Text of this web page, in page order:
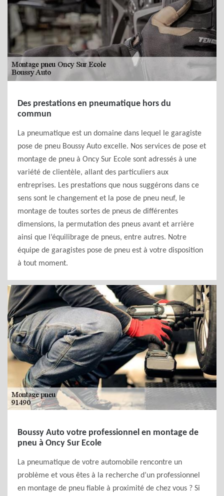
Des prestations en pneumatique hors du
commun
La pneumatique est un domaine dans lequel le garagiste
pose de pneu Boussy Auto excelle. Nos services de pose et
montage de pneu à Oncy Sur Ecole sont adressés à une
variété de clientèle, allant des particuliers aux
entreprises. Les prestations que nous suggérons dans ce
sens sont le changement et la pose de pneu neuf, le
montage de toutes sortes de pneus de différentes
dimensions, la permutation des pneus avant et arrière
ainsi que l’équilibrage de pneus, entre autres. Notre
équipe de garagistes pose de pneu est à votre disposition
à tout moment.
Boussy Auto votre professionnel en montage de
pneu à Oncy Sur Ecole
La pneumatique de votre automobile rencontre un
problème et vous êtes à la recherche d’un professionnel
en montage de pneu fiable à proximité de chez vous ? Si